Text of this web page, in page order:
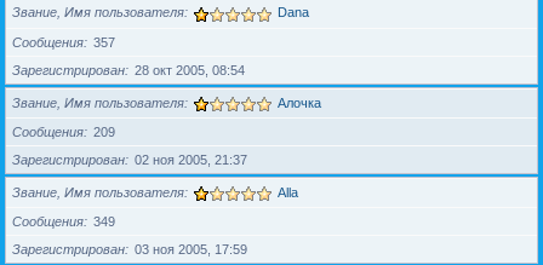
Звание, Имя пользователя Dana
Сообщения
357
Зарегистрирован
28 окт 2005, 08:54
Звание, Имя пользователя Алочка
Сообщения
209
Зарегистрирован
02 ноя 2005, 21:37
Звание, Имя пользователя Alla
Сообщения
349
Зарегистрирован
03 ноя 2005, 17:59